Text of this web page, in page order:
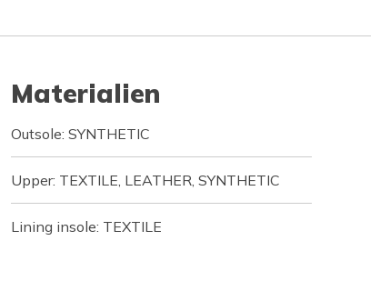
Materialien
Outsole: SYNTHETIC
Upper: TEXTILE, LEATHER, SYNTHETIC
Lining insole: TEXTILE